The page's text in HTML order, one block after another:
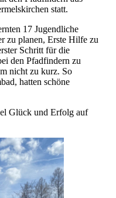
statt.
17 Jugendliche
zu planen, Erste Hilfe zu
Schritt für die
den Pfadfindern zu
nicht zu kurz. So
hatten schöne
Glück und Erfolg auf